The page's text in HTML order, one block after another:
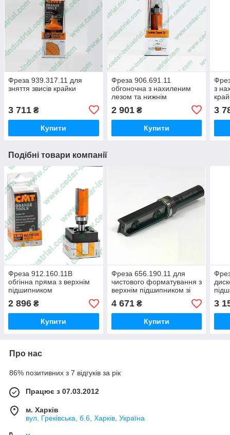
Фреза 939.317.11 для
зняття звисів крайки
3 711 ₴
Купити
Фреза 906.691.11
обгоночна з нахиленим
лезом та нижнім
2 901₴
Купити
з
3
Подібні товари компанії
Фреза 912.160.11B
обгінна пряма з верхнім
підшипником
2 896 ₴
Купити
Фреза 656.190.11 для
чистового форматування з
верхнім підшипником зі
змінними ножами
4 671₴
Купити
3
Про нас
86% позитивних з 7 відгуків за рік
Працює з 07.03.2012
м. Харків
вул. Греківська, б.6, Харків, Україна